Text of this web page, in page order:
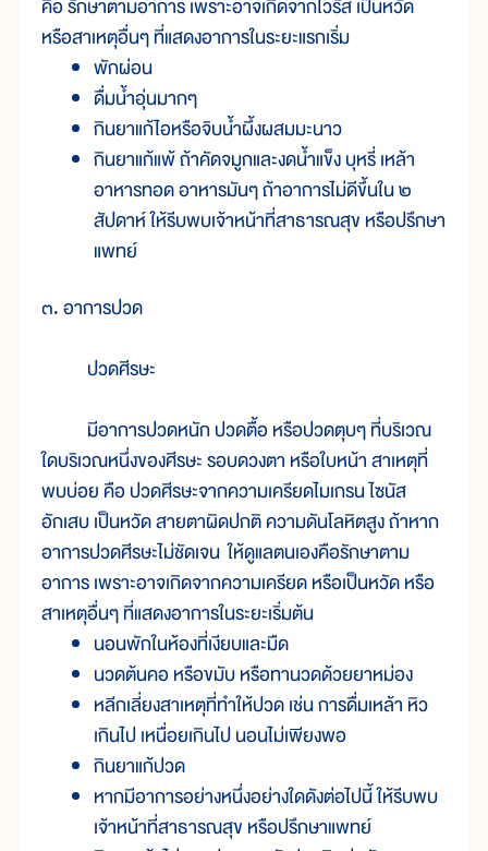
คือ รักษาตามอาการ เพราะอาจเกิดจากไวรัส เป็นหวัด
หรือสาเหตุอื่นๆ ที่แสดงอาการในระยะแรกเริ่ม
พักผ่อน
ดื่มน้ำอุ่นมากๆ
กินยาแก้ไอหรือจิบน้ำผึ้งผสมมะนาว
กินยาแก้แพ้ ถ้าคัดจมูกและงดน้ำแข็ง บุหรี่ เหล้า
อาหารทอด อาหารมันๆ ถ้าอาการไม่ดีขึ้นใน ๒
สัปดาห์ ให้รีบพบเจ้าหน้าที่สาธารณสุข หรือปรึกษา
แพทย์
๓. อาการปวด
ปวดศีรษะ
มีอาการปวดหนัก ปวดตื้อ หรือปวดตุบๆ ที่บริเวณ
ใดบริเวณหนึ่งของศีรษะ รอบดวงตา หรือใบหน้า สาเหตุที่
พบบ่อย คือ ปวดศีรษะจากความเครียดไมเกรน ไซนัส
อักเสบ เป็นหวัด สายตาผิดปกติ ความดันโลหิตสูง ถ้าหาก
อาการปวดศีรษะไม่ชัดเจน ให้ดูแลตนเองคือรักษาตาม
อาการ เพราะอาจเกิดจากความเครียด หรือเป็นหวัด หรือ
สาเหตุอื่นๆ ที่แสดงอาการในระยะเริ่มต้น
นอนพักในห้องที่เงียบและมืด
นวดต้นคอ หรือขมับ หรือทานวดด้วยยาหม่อง
หลีกเลี่ยงสาเหตุที่ทำให้ปวด เช่น การดื่มเหล้า หิว
เกินไป เหนื่อยเกินไป นอนไม่เพียงพอ
กินยาแก้ปวด
หากมีอาการอย่างหนึ่งอย่างใดดังต่อไปนี้ ให้รีบพบ
เจ้าหน้าที่สาธารณสุข หรือปรึกษาแพทย์